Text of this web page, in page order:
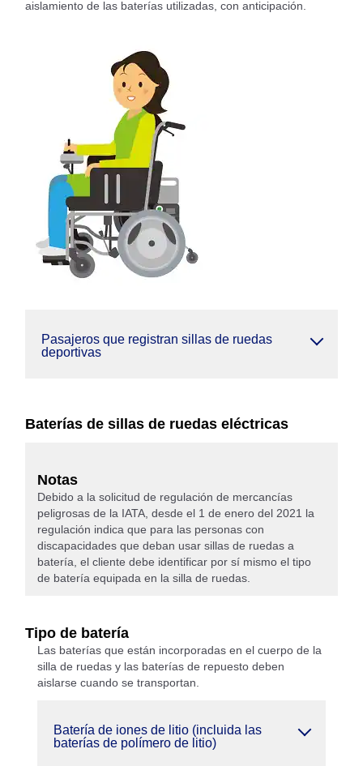
aislamiento de las baterías utilizadas, con anticipación.
Pasajeros que registran sillas de ruedas
deportivas
Baterías de sillas de ruedas eléctricas
Notas
Debido a la solicitud de regulación de mercancías
peligrosas de la IATA, desde el 1 de enero del 2021 la
regulación indica que para las personas con
discapacidades que deban usar sillas de ruedas a
batería, el cliente debe identificar por sí mismo el tipo
de batería equipada en la silla de ruedas.
Tipo de batería
Las baterías que están incorporadas en el cuerpo de la
silla de ruedas y las baterías de repuesto deben
aislarse cuando se transportan.
Batería de iones de litio (incluida las
baterías de polímero de litio)